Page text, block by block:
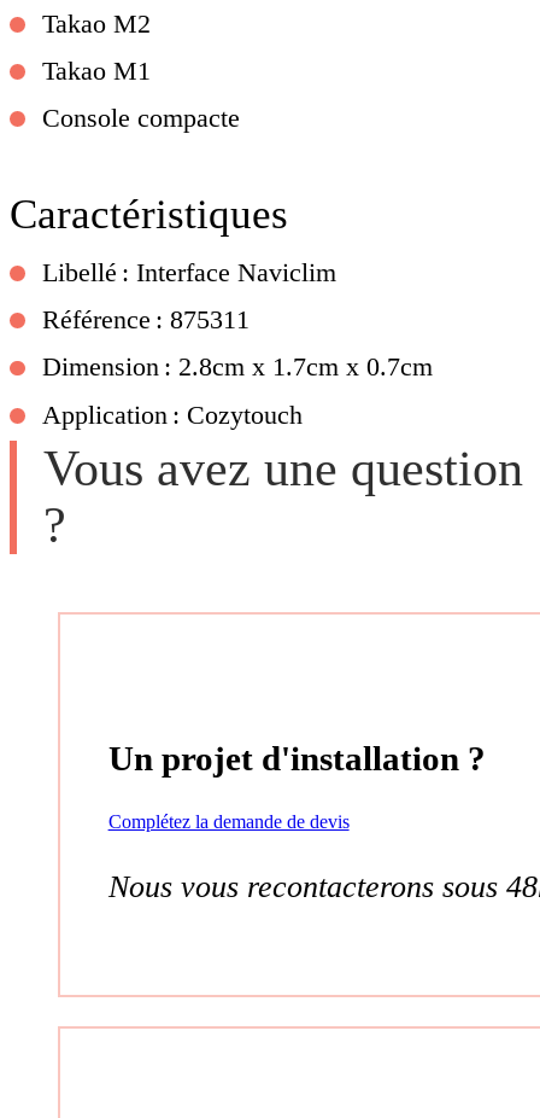
Takao M2
Takao M1
Console compacte
Caractéristiques
Libellé : Interface Naviclim
Référence : 875311
Dimension : 2.8cm x 1.7cm x 0.7cm
Application : Cozytouch
Vous avez une question
?
Un projet d'installation ?
Complétez la demande de devis
Nous vous recontacterons sous